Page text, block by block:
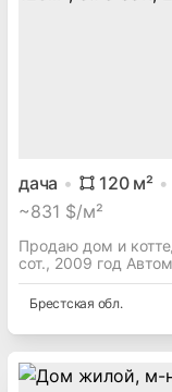
дача 120м²
~831 $/м²
Продаю дом и
сот., 2009 год
Брестская обл.